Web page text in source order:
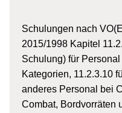
Schulungen nach
2015/1998 Kapitel
Schulung) für
Kategorien, 11.2.3.10
anderes Personal bei
Combat, Bordvorräten